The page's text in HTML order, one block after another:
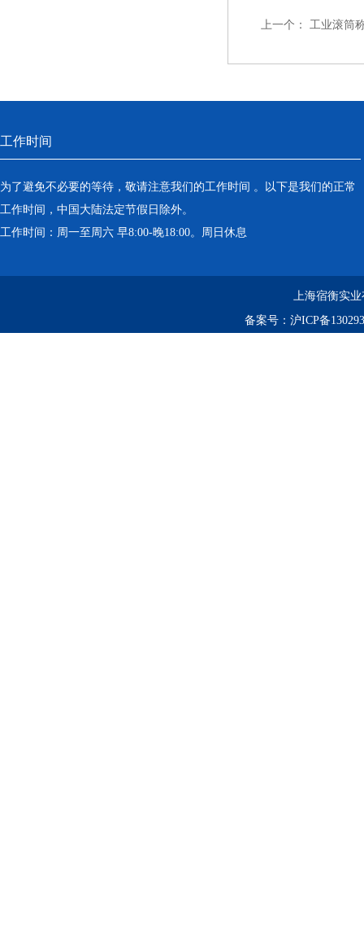
上一个： 工业滚筒
工作时间
为了避免不必要的等待，敬请注意我们的工作时间 。以下是我们的正常
工作时间，中国大陆法定节假日除外。
工作时间：周一至周六 早8:00-晚18:00。周日休息
上海宿衡实
备案号： 沪ICP备